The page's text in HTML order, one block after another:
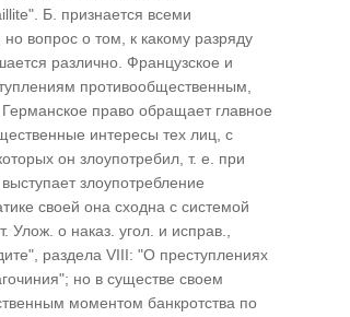
Б. признается всеми
вопрос о том, к какому разряду
различно. Французское и
противообщественным,
право обращает главное
интересы тех лиц, с
он злоупотребил, т. е. при
злоупотребление
своей она сходна с системой
Улож. о наказ. угол. и исправ.,
раздела VIII: "О преступлениях
но в существе своем
моментом банкротства по